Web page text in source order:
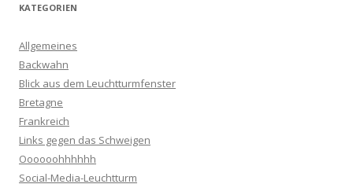
KATEGORIEN
Allgemeines
Backwahn
Blick aus dem Leuchtturmfenster
Bretagne
Frankreich
Links gegen das Schweigen
Oooooohhhhhh
Social-Media-Leuchtturm